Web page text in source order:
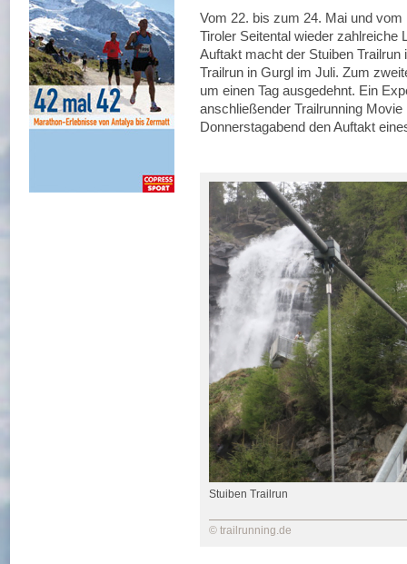
Vom 22. bis zum 24. Mai und
Tiroler Seitental wieder zahlreiche
Auftakt macht der Stuiben
Trailrun in Gurgl im Juli. Zum
um einen Tag ausgedehnt. Ein
anschließender Trailrunning
Donnerstagabend den Auftakt
Stuiben Trailrun
© trailrunning.de